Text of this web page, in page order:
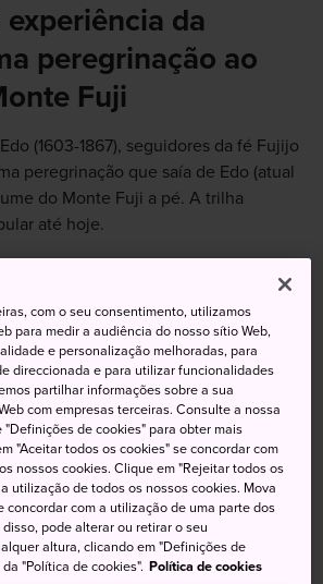
experiência da
peregrinação ao
Fuji
(1603-1867), seguidores da fé Fujijo
peregrinação que saía de Edo (atual
do Monte Fuji a pé. A trilha
até hoje.
no Monte Fuji e suba até o
nascer do sol
adequados para trekking
tem uma loja em Kawaguchiko,
Estação, no início da Trilha de
de escalada, olhe para o
com o seu consentimento, utilizamos
para medir a audiência do nosso sítio Web,
e personalização melhoradas, para
direccionada e para utilizar funcionalidades
partilhar informações sobre a sua
com empresas terceiras. Consulte a nossa
"Definições de cookies" para obter mais
"Aceitar todos os cookies" se concordar com
nossos cookies. Clique em "Rejeitar todos os
utilização de todos os nossos cookies. Mova
concordar com a utilização de uma parte dos
pode alterar ou retirar o seu
altura, clicando em "Definições de
"Política de cookies". Política de cookies